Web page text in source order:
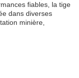
fiables, la tige
dans diverses
minière,